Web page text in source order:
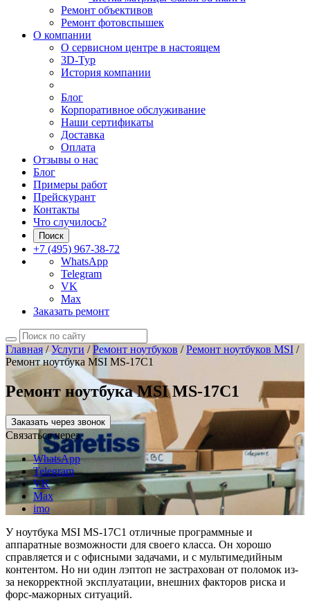
Ремонт объективов
Ремонт фотовспышек
О компании
О сервисном центре в настоящем
3D-Тур
История компании
Блог
Корпоративное обслуживание
Наши сертификаты
Доставка
Оплата
Отзывы о нас
Блог
Примеры работ
Прейскурант
Контакты
Что случилось?
Поиск
+7 (495) 967-38-72
WhatsApp
Telegram
VK
Max
Заказать ремонт
Главная/Услуги /Ремонт ноутбуков /Ремонт ноутбуков MSI /
Ремонт ноутбука MSI MS-17C1
Ремонт ноутбука MSI MS-17C1
Заказать через звонок
Связаться через
WhatsApp
Telegram
VK
Max
imo
У ноутбука MSI MS-17C1 отличные программные и
аппаратные возможности для своего класса. Он хорошо
справляется и с офисными задачами, и с мультимедийным
контентом. Но ни один лэптоп не застрахован от поломок из-
за некорректной эксплуатации, внешних факторов риска и
форс-мажорных ситуаций.